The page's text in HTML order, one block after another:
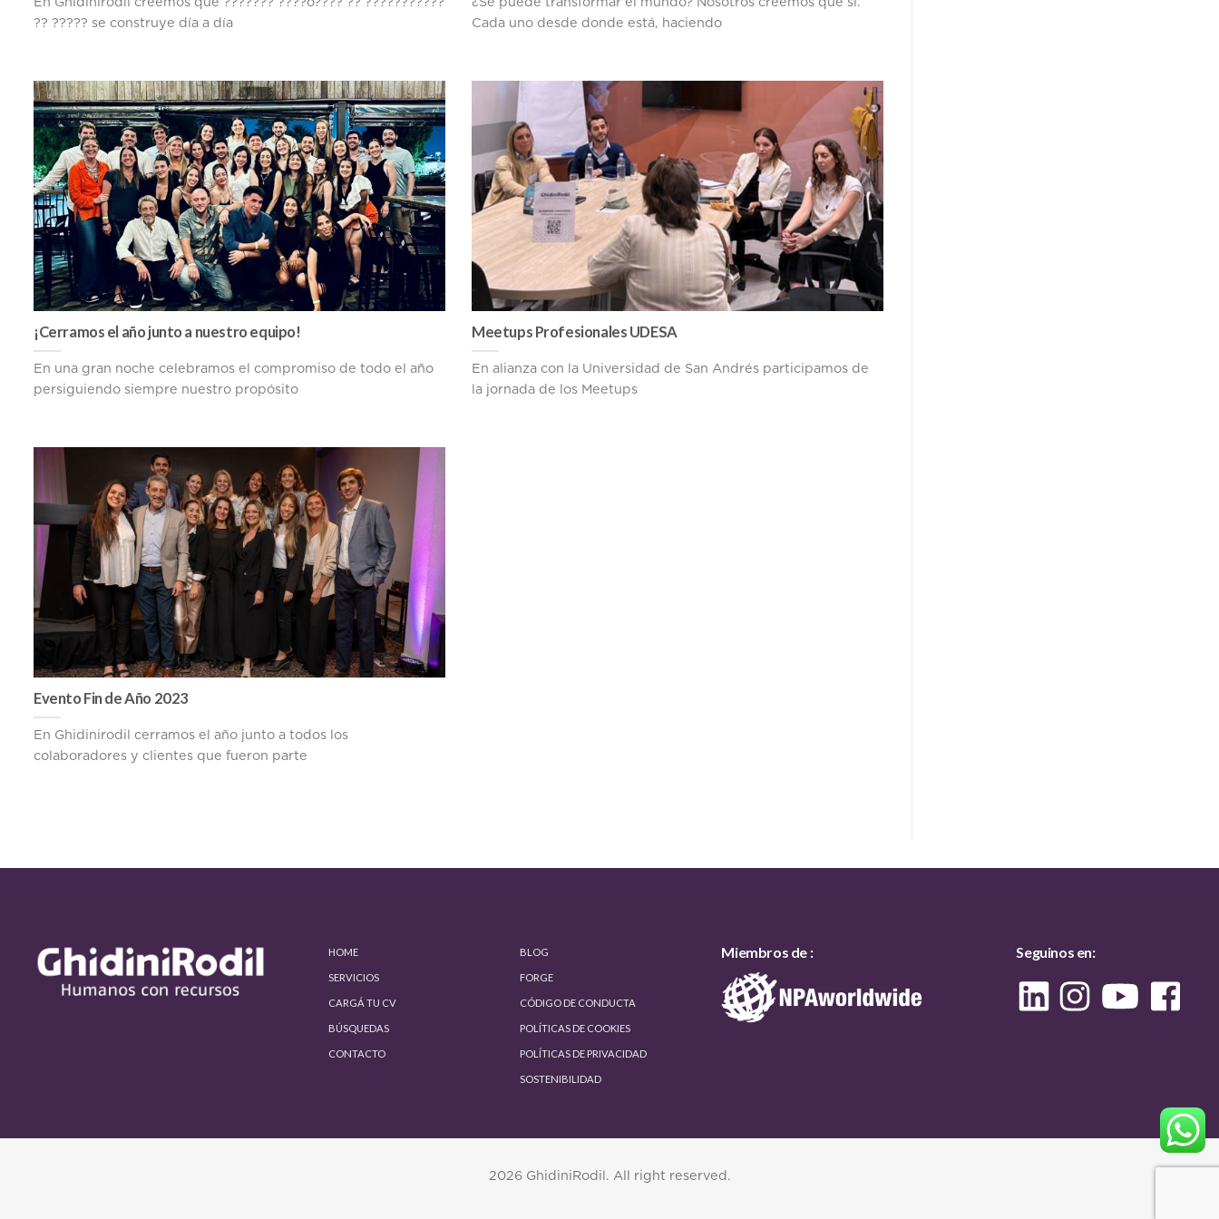
?? ????? se construye día a día
Cada uno desde donde está, haciendo
¡Cerramos el año junto a nuestro equipo!
En una gran noche celebramos el compromiso de todo el año
persiguiendo siempre nuestro propósito
Meetups Profesionales UDESA
En alianza con la Universidad de San Andrés participamos de
la jornada de los Meetups
Evento Fin de Año 2023
En Ghidinirodil cerramos el año junto a todos los
colaboradores y clientes que fueron parte
HOME
SERVICIOS
CARGÁ TU CV
BÚSQUEDAS
CONTACTO
BLOG
FORGE
CÓDIGO DE CONDUCTA
POLÍTICAS DE COOKIES
POLÍTICAS DE PRIVACIDAD
SOSTENIBILIDAD
Miembros de : Seguinos en:
2026 GhidiniRodil. All right reserved.